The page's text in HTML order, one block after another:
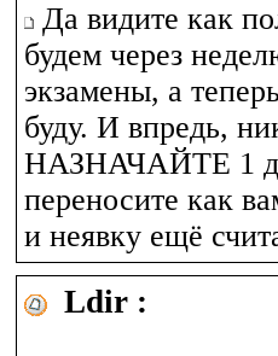
Да видите как
будем через
экзамены, а
буду. И впредь,
НАЗНАЧАЙТЕ 1
переносите как
и неявку ещё
Ldir :